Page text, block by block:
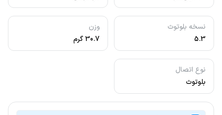
نسخه بلوتوث
5.3
وزن
30.7 گرم
نوع اتصال
بلوتوث